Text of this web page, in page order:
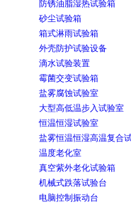
防锈油脂湿热试验箱
砂尘试验箱
箱式淋雨试验箱
外壳防护试验设备
滴水试验装置
霉菌交变试验箱
盐雾腐蚀试验室
大型高低温步入试验室
恒温恒湿试验室
盐雾恒温恒湿高温复合
温度老化室
真空紫外老化试验箱
机械式跌落试验台
电脑控制振动台